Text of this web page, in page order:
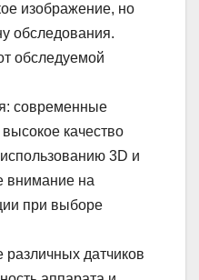
изображение, но
обследования.
обследуемой
современные
качество
3D и
внимание на
при выборе
датчиков